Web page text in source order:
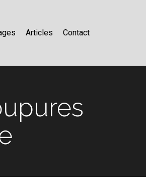
Articles Contact